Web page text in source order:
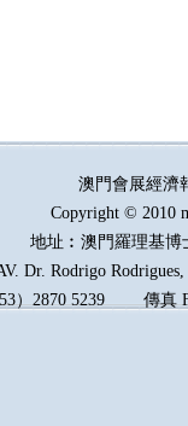
澳門會展經
Copyright © 2010
地址︰澳門羅理基博
Dr. Rodrigo
）2870 5239傳真